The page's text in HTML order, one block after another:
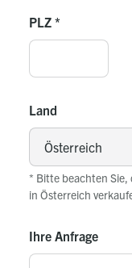
PLZ *
Land
* Bitte beachten Sie,
in Österreich
Ihre Anfrage